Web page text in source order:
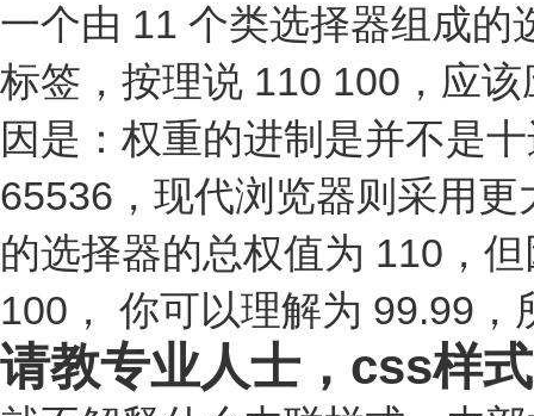
一个由 11 个类选择器组成的
标签，按理说 110 100，应
因是：权重的进制是并不是
65536，现代浏览器则采用
的选择器的总权值为 110，
100， 你可以理解为 99.99
请教专业人士，css样